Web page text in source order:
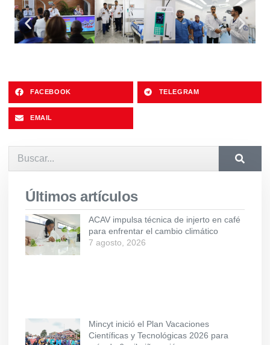
FACEBOOK TELEGRAM
EMAIL
Últimos artículos
ACAV impulsa técnica de injerto en café
para enfrentar el cambio climático
7 agosto, 2026
Mincyt inició el Plan Vacaciones
Científicas y Tecnológicas 2026 para